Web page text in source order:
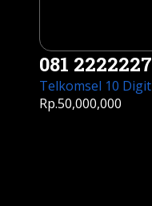
081 2222227
Telkomsel 10 Digit
Rp.50,000,000